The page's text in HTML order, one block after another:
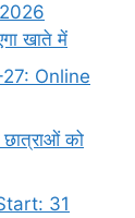
खाते में
Online
को
31